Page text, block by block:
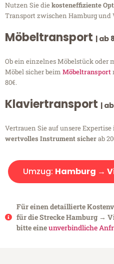
Nutzen Sie diekosteneffiziente
Transport zwischen Hamburg und
Möbeltransport | ab
Ob ein einzelnes Möbelstück oder
Möbel sicher beim Möbeltransport
80€.
Klaviertransport |
Vertrauen Sie auf unsere Expertise
wertvolles Instrument sicherab
Umzug: Hamburg →
Für einen detaillierte
für die Strecke Hamburg →
bitte eineunverbindliche